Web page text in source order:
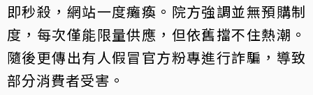
即秒殺，網站一度癱瘓。院方強調並無預購制
度，每次僅能限量供應，但依舊擋不住熱潮。
隨後更傳出有人假冒官方粉專進行詐騙，導致
部分消費者受害。